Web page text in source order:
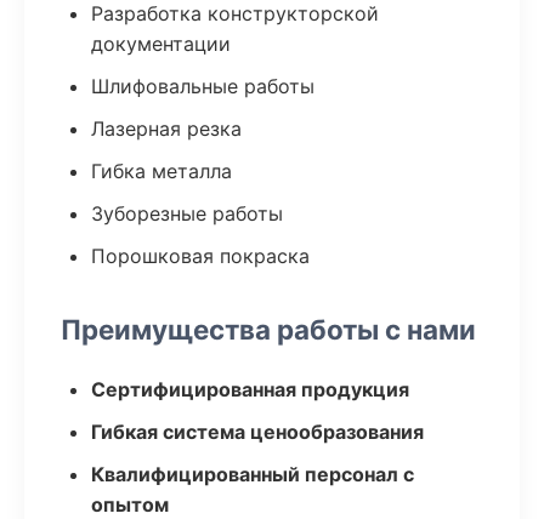
Разработка конструкторской
документации
Шлифовальные работы
Лазерная резка
Гибка металла
Зуборезные работы
Порошковая покраска
Преимущества работы с нами
Сертифицированная продукция
Гибкая система ценообразования
Квалифицированный персонал с
опытом